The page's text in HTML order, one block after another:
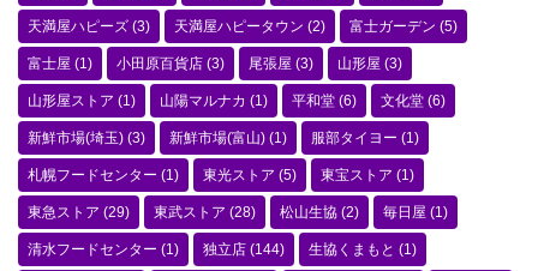
天満屋ハピーズ (3) 天満屋ハピータウン (2) 富士ガーデン (5)
富士屋 (1) 小田原百貨店 (3) 尾張屋 (3) 山形屋 (3)
山形屋ストア (1) 山陽マルナカ (1) 平和堂 (6) 文化堂 (6)
新鮮市場(埼玉) (3) 新鮮市場(富山) (1) 服部タイヨー (1)
札幌フードセンター (1) 東光ストア (5) 東宝ストア (1)
東急ストア (29) 東武ストア (28) 松山生協 (2) 毎日屋 (1)
清水フードセンター (1) 独立店 (144) 生協くまもと (1)